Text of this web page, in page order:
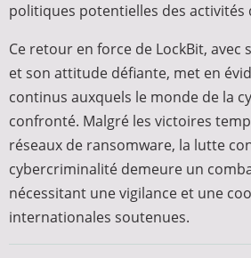
politiques potentielles des activités
Ce retour en force de LockBit, avec
et son attitude défiante, met en
continus auxquels le monde de la
confronté. Malgré les victoires
réseaux de ransomware, la lutte
cybercriminalité demeure un
nécessitant une vigilance et une
internationales soutenues.